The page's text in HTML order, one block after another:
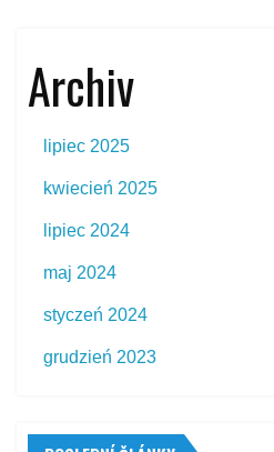
Archiv
lipiec 2025
kwiecień 2025
lipiec 2024
maj 2024
styczeń 2024
grudzień 2023